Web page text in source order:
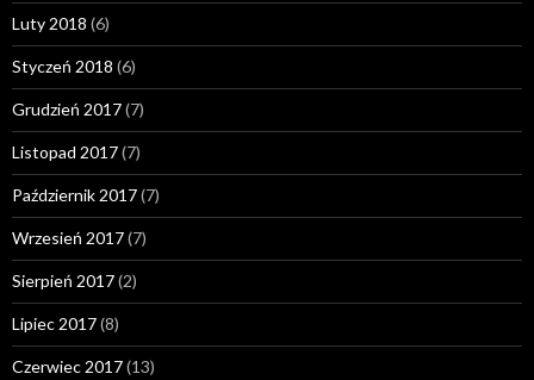
Luty 2018 (6)
Styczeń 2018 (6)
Grudzień 2017(7)
Listopad 2017(7)
Październik 2017(7)
Wrzesień 2017(7)
Sierpień 2017(2)
Lipiec 2017(8)
Czerwiec 2017(13)